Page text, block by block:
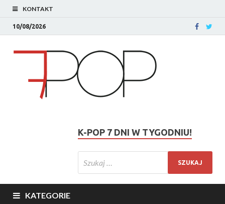
KONTAKT
10/08/2026
K-POP 7 DNI W TYGODNIU!
KATEGORIE